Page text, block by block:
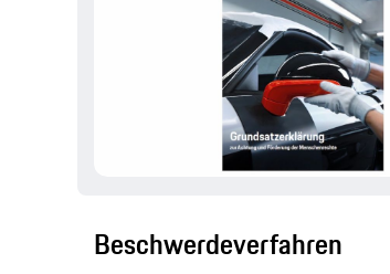
Beschwerdeverfahren